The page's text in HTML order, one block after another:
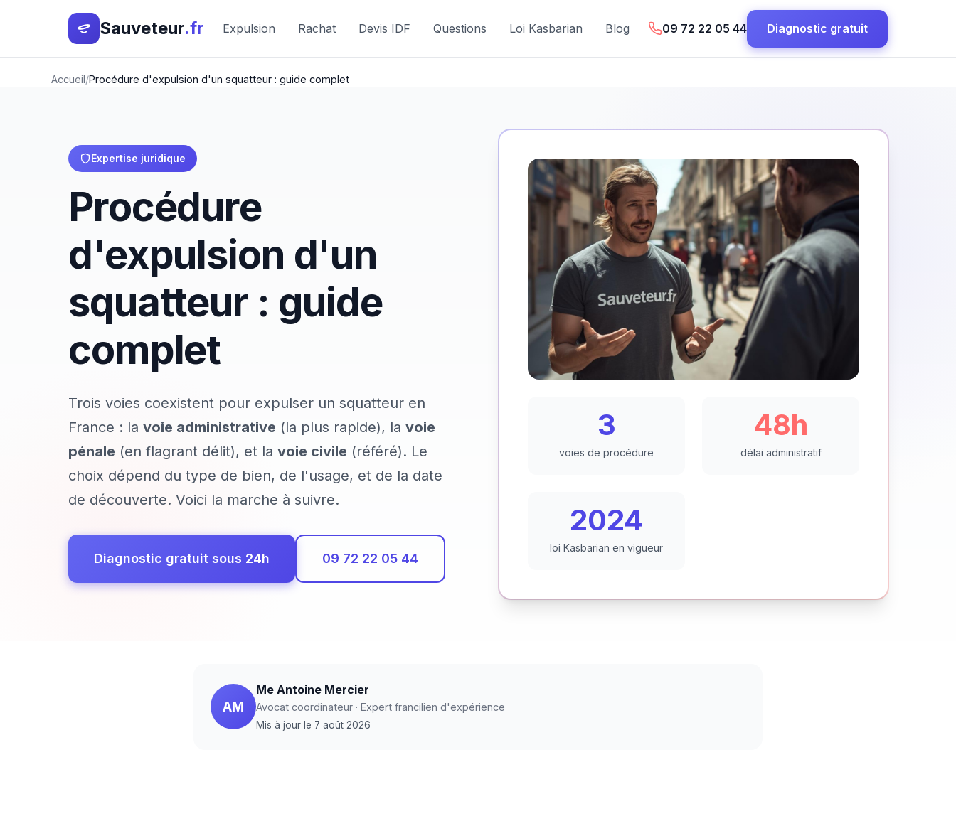
Sauveteur.fr Expulsion Rachat Devis IDF Questions Loi Kasbarian Blog 09 72 22 05 44 Diagnostic gratuit
Accueil Procédure d'expulsion d'un squatteur : guide complet
Expertise juridique
Procédure
d'expulsion d'un
squatteur : guide
complet
Trois voies coexistent pour expulser un squatteur en
France : la voie administrative (la plus rapide), la voie
pénale (en flagrant délit), et la voie civile (référé). Le
choix dépend du type de bien, de l'usage, et de la date
de découverte. Voici la marche à suivre.
Diagnostic gratuit sous 24h 09 72 22 05 44
3
voies de procédure
48h
délai administratif
2024
loi Kasbarian en vigueur
AM
Me Antoine Mercier
Avocat coordinateur · Expert francilien d'expérience
Mis à jour le 7 août 2026